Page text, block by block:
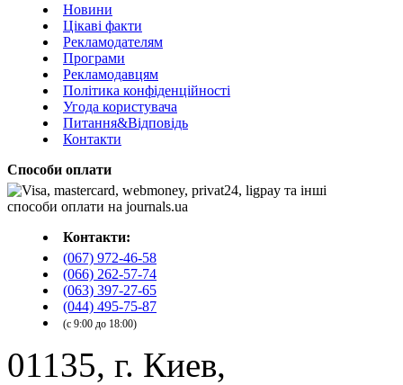
Новини
Цікаві факти
Рекламодателям
Програми
Рекламодавцям
Політика конфіденційності
Угода користувача
Питання&Відповідь
Контакти
Способи оплати
Контакти:
(067) 972-46-58
(066) 262-57-74
(063) 397-27-65
(044) 495-75-87
(с 9:00 до 18:00)
01135, г. Киев,